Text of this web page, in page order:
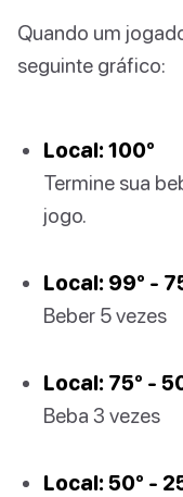
Quando um
seguinte gráfico:
Local: 100º
Termine sua
jogo.
Local: 99º -
Beber 5 vezes
Local: 75º -
Beba 3 vezes
Local: 50º -